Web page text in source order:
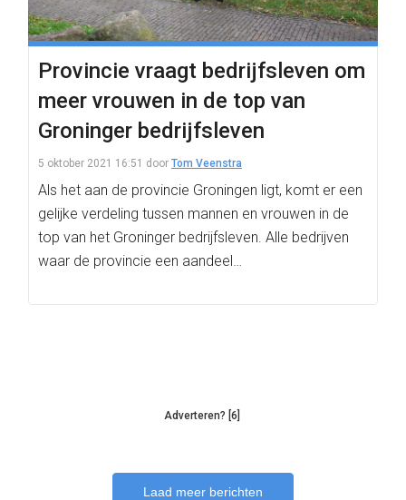
Provincie vraagt bedrijfsleven om
meer vrouwen in de top van
Groninger bedrijfsleven
5 oktober 2021 16:51 door Tom Veenstra
Als het aan de provincie Groningen ligt, komt er een
gelijke verdeling tussen mannen en vrouwen in de
top van het Groninger bedrijfsleven. Alle bedrijven
waar de provincie een aandeel…
Adverteren? [6]
Laad meer berichten